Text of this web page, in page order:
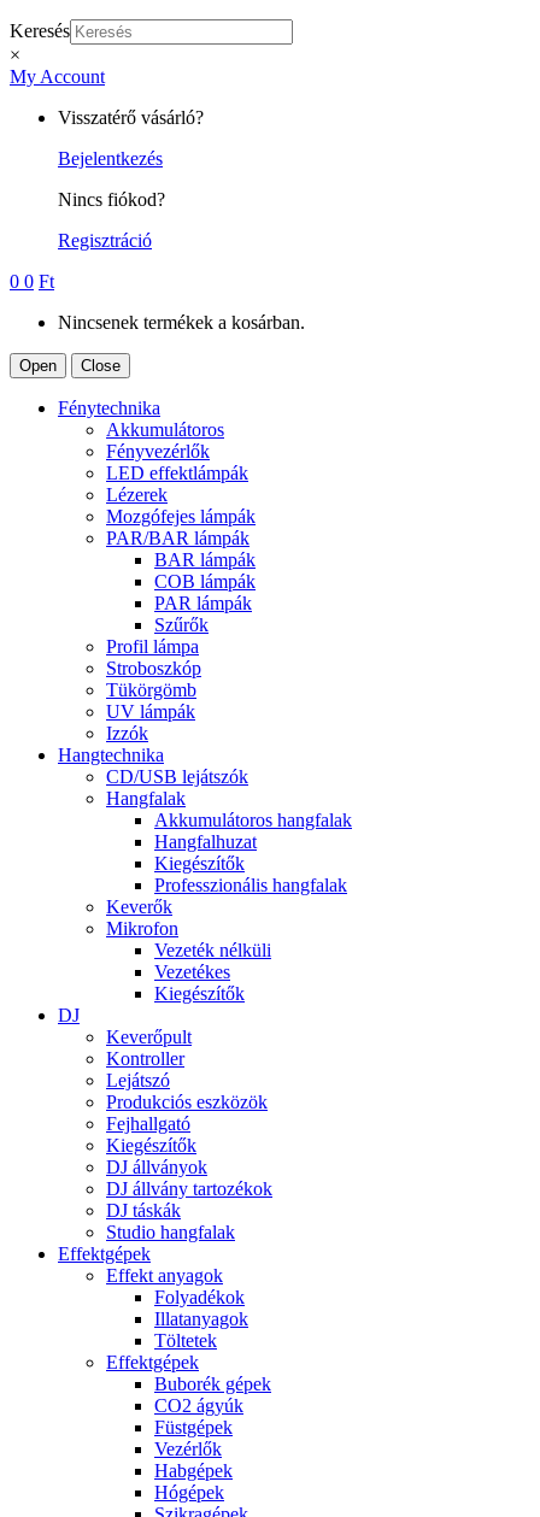
Keresés
×
My Account
Visszatérő vásárló?
Bejelentkezés
Nincs fiókod?
Regisztráció
0 0 Ft
Nincsenek termékek a kosárban.
Open Close
Fénytechnika
Akkumulátoros
Fényvezérlők
LED effektlámpák
Lézerek
Mozgófejes lámpák
PAR/BAR lámpák
BAR lámpák
COB lámpák
PAR lámpák
Szűrők
Profil lámpa
Stroboszkóp
Tükörgömb
UV lámpák
Izzók
Hangtechnika
CD/USB lejátszók
Hangfalak
Akkumulátoros hangfalak
Hangfalhuzat
Kiegészítők
Professzionális hangfalak
Keverők
Mikrofon
Vezeték nélküli
Vezetékes
Kiegészítők
DJ
Keverőpult
Kontroller
Lejátszó
Produkciós eszközök
Fejhallgató
Kiegészítők
DJ állványok
DJ állvány tartozékok
DJ táskák
Studio hangfalak
Effektgépek
Effekt anyagok
Folyadékok
Illatanyagok
Töltetek
Effektgépek
Buborék gépek
CO2 ágyúk
Füstgépek
Vezérlők
Habgépek
Hógépek